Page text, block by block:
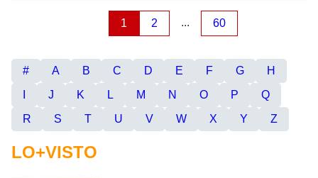
1 2 ... 60
# A B C D E F G
H
J K L M N O P
Q
R
S T U V W X Y Z
LO+VISTO